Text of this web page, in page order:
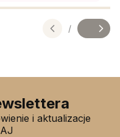
stronę.
Slajd
/
z
i aktualizacje